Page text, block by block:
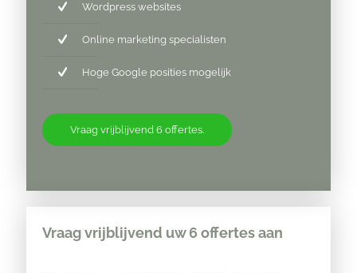
Wordpress websites
Online marketing specialisten
Hoge Google posities mogelijk
Vraag vrijblijvend 6 offertes.
Vraag vrijblijvend uw 6 offertes aan